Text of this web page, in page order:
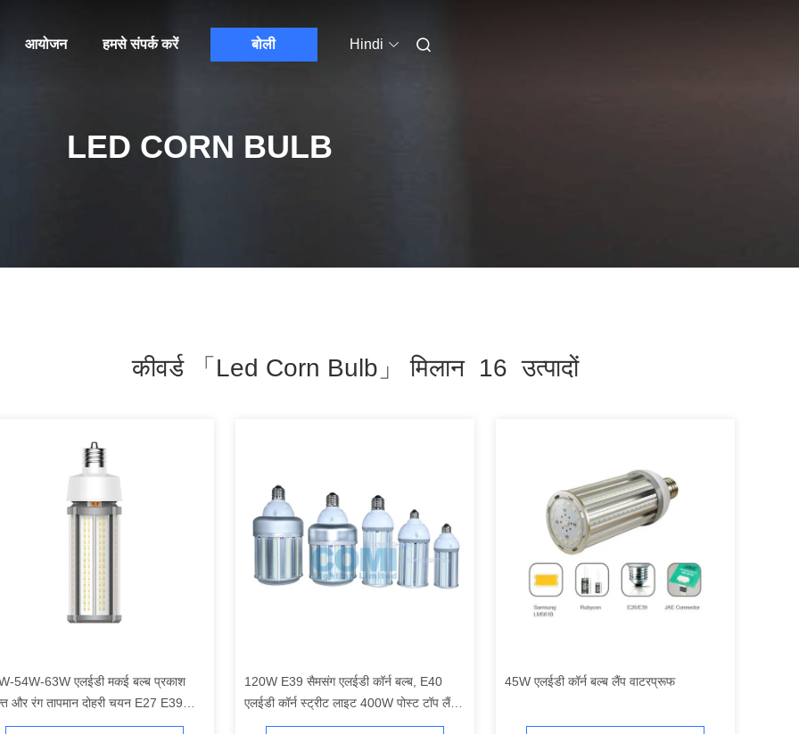
आयोजन हमसे संपर्क करें बोली Hindi
LED CORN BULB
कीवर्ड 「led Corn Bulb」 मिलान 16 उत्पादों
54W-63W एलईडी मकई बल्ब प्रकाश
और रंग तापमान दोहरी चयन E27 E39
120W E39 सैमसंग एलईडी कॉर्न बल्ब, E40
एलईडी कॉर्न स्ट्रीट लाइट 400W पोस्ट टॉप लैंप
45W एलईडी कॉर्न बल्ब लैंप वाटरप्रूफ